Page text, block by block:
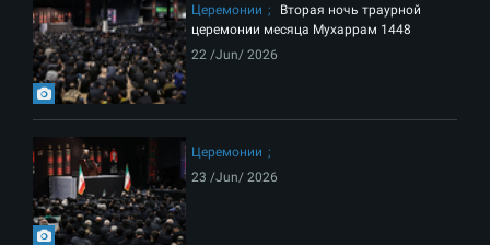
Церемонии
Вторая ночь траурной
церемонии месяца Мухаррам 1448
22 /Jun/ 2026
Церемонии
23 /Jun/ 2026